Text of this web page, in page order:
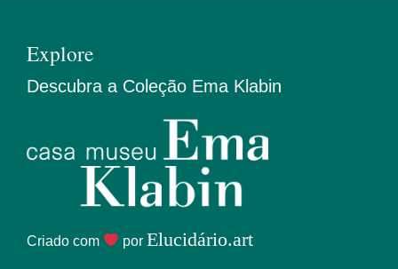
Explore
Descubra a Coleção Ema Klabin
Criado com por Elucidário.art